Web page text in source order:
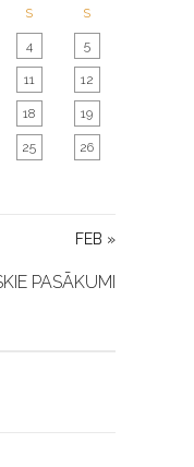
S S
FEB »
4 5
11 12
18 19
25 26
PASĀKUMI